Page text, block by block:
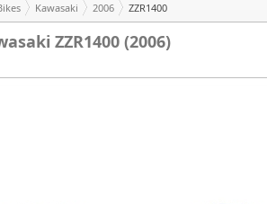
Kawasaki 2006 ZZR1400
ZZR1400 (2006)